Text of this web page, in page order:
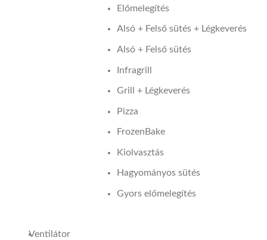
Előmelegítés
Alsó + Felső sütés + Légkeverés
Alsó + Felső sütés
Infragrill
Grill + Légkeverés
Pizza
FrozenBake
Kiolvasztás
Hagyományos sütés
Gyors előmelegítés
Ventilátor